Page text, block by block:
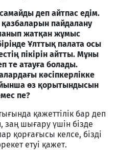
деп айтпас едім.
қазбаларын пайдалану
жатқан жұмыс
Ұлттық палата осы
пікірін айтты. Мұны
те атауға болады.
кәсіпкерлікке
өз қорытындысын
пе?
қажеттілік бар деп
заң шығару үшін бізде
қорғағысы келсе, бізді
етуі қажет.